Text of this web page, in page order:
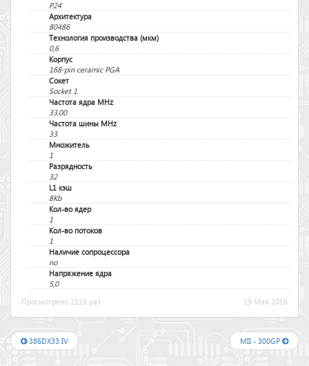
P24
Архитектура
80486
Технология производства (мкм)
0,6
Корпус
168-pin ceramic PGA
Сокет
Socket 1
Частота ядра MHz
33,00
Частота шины MHz
33
Множитель
1
Разрядность
32
L1 кэш
8Kb
Кол-во ядер
1
Кол-во потоков
1
Наличие сопроцессора
no
Напряжение ядра
5,0
Просмотрено 2116 раз
19 Мая 2016
386DX33 IV MII - 300GP